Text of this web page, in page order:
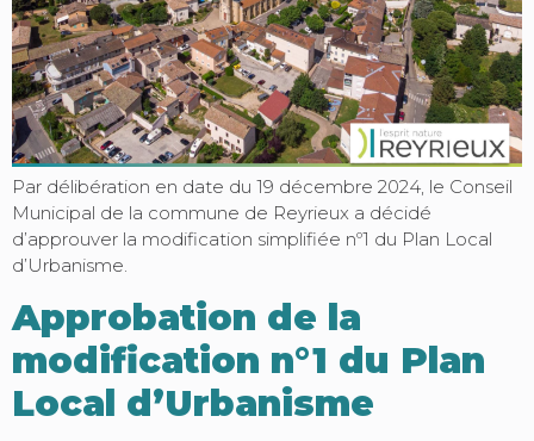
Par délibération en date du 19 décembre 2024, le Conseil
Municipal de la commune de Reyrieux a décidé
d’approuver la modification simplifiée nº1 du Plan Local
d’Urbanisme.
Approbation de la
modification n°1 du Plan
Local d’Urbanisme